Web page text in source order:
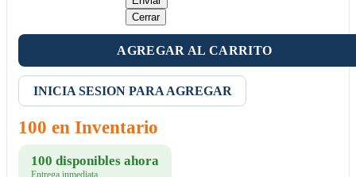
Cerrar
AGREGAR AL CARRITO
INICIA SESION PARA AGREGAR
100 en Inventario
100 disponibles ahora
Entrega inmediata